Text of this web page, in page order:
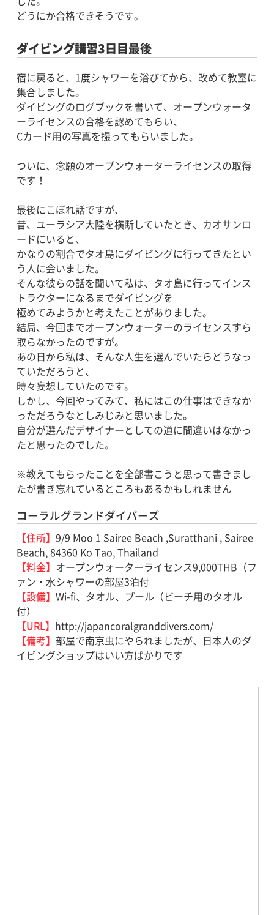
どうにか合格できそうです。
ダイビング講習3日目最後
宿に戻ると、1度シャワーを浴びてから、改めて教室に
集合しました。
ダイビングのログブックを書いて、オープンウォータ
ーライセンスの合格を認めてもらい、
Cカード用の写真を撮ってもらいました。
ついに、念願のオープンウォーターライセンスの取得
です！
最後にこぼれ話ですが、
昔、ユーラシア大陸を横断していたとき、カオサンロ
ードにいると、
かなりの割合でタオ島にダイビングに行ってきたとい
う人に会いました。
そんな彼らの話を聞いて私は、タオ島に行ってインス
トラクターになるまでダイビングを
極めてみようかと考えたことがありました。
結局、今回までオープンウォーターのライセンスすら
取らなかったのですが。
あの日から私は、そんな人生を選んでいたらどうなっ
ていただろうと、
時々妄想していたのです。
しかし、今回やってみて、私にはこの仕事はできなか
っただろうなとしみじみと思いました。
自分が選んだデザイナーとしての道に間違いはなかっ
たと思ったのでした。
※教えてもらったことを全部書こうと思って書きまし
たが書き忘れているところもあるかもしれません
コーラルグランドダイバーズ
【住所】9/9 Moo 1 Sairee Beach ,Suratthani , Sairee
Beach, 84360 Ko Tao, Thailand
【料金】 オープンウォーターライセンス9,000THB（フ
ァン・水シャワーの部屋3泊付
【設備】Wi-fi、タオル、プール（ビーチ用のタオル
付）
【URL】 http://japancoralgranddivers.com/
【備考】部屋で南京虫にやられましたが、日本人のダ
イビングショップはいい方ばかりです